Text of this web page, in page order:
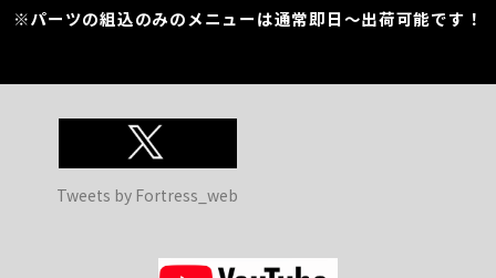
※パーツの組込のみのメニューは通常即日～出荷可能です！
Tweets by Fortress_web